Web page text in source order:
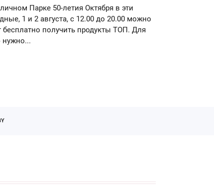
Парке 50-летия Октября в эти
1 и 2 августа, с 12.00 до 20.00 можно
бесплатно получить продукты ТОП. Для
нужно...